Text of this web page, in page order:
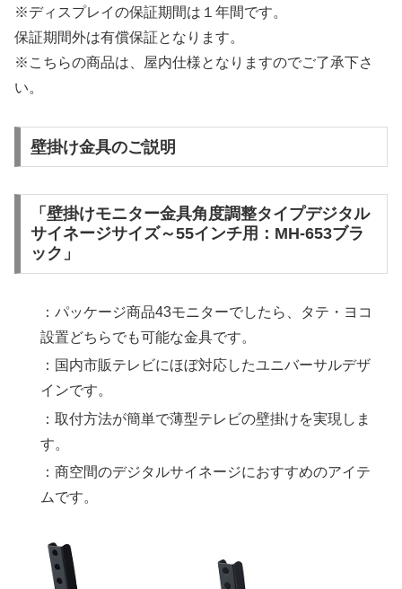
※ディスプレイの保証期間は１年間です。
保証期間外は有償保証となります。
※こちらの商品は、屋内仕様となりますのでご了承下さ
い。
壁掛け金具のご説明
「壁掛けモニター金具角度調整タイプデジタル
サイネージサイズ～55インチ用：MH-653ブラ
ック」
：パッケージ商品43モニターでしたら、タテ・ヨコ
設置どちらでも可能な金具です。
：国内市販テレビにほぼ対応したユニバーサルデザ
インです。
：取付方法が簡単で薄型テレビの壁掛けを実現しま
す。
：商空間のデジタルサイネージにおすすめのアイテ
ムです。